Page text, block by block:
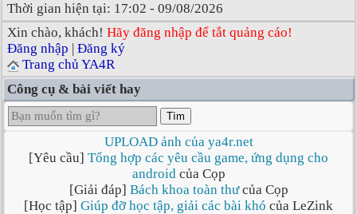
Thời gian hiện tại: 17:02 - 09/08/2026
Xin chào, khách! Hãy đăng nhập để tắt quảng cáo!
Đăng nhập | Đăng ký
Trang chủ YA4R
Công cụ & bài viết hay
Tìm
UPLOAD ảnh của ya4r.net
[Yêu cầu] Tổng hợp các yêu cầu game, ứng dụng cho
androidcủa Cọp
[Giải đáp] Bách khoa toàn thưcủa Cọp
[Học tập] Giúp đỡ học tập, giải các bài khó của LeZink